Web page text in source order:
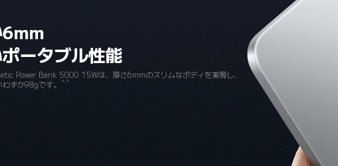
6mm
ータブル性能
Power Bank 5000 15Wは、厚さ6mmのスリムなボディを実現し、
ずか98gです。
4、5